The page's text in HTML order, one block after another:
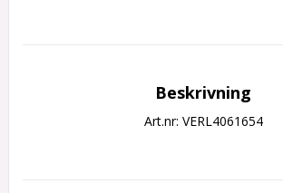
Beskrivning
Art.nr: VERL4061654